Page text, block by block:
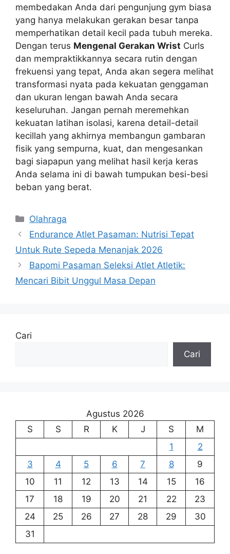
membedakan Anda dari pengunjung gym biasa
yang hanya melakukan gerakan besar tanpa
memperhatikan detail kecil pada tubuh mereka.
Dengan terus Mengenal Gerakan Wrist Curls
dan mempraktikkannya secara rutin dengan
frekuensi yang tepat, Anda akan segera melihat
transformasi nyata pada kekuatan genggaman
dan ukuran lengan bawah Anda secara
keseluruhan. Jangan pernah meremehkan
kekuatan latihan isolasi, karena detail-detail
kecillah yang akhirnya membangun gambaran
fisik yang sempurna, kuat, dan mengesankan
bagi siapapun yang melihat hasil kerja keras
Anda selama ini di bawah tumpukan besi-besi
beban yang berat.
Kategori
Olahraga
Endurance Atlet Pasaman: Nutrisi Tepat
Untuk Rute Sepeda Menanjak 2026
Bapomi Pasaman Seleksi Atlet Atletik:
Mencari Bibit Unggul Masa Depan
Cari
Cari
Agustus 2026
S
S R K J S
M
1
2
3
4 5 6 7 8
9
10
11 12 13 14 15
16
17
18 19 20 21 22
23
24
25 26 27 28 29
30
31